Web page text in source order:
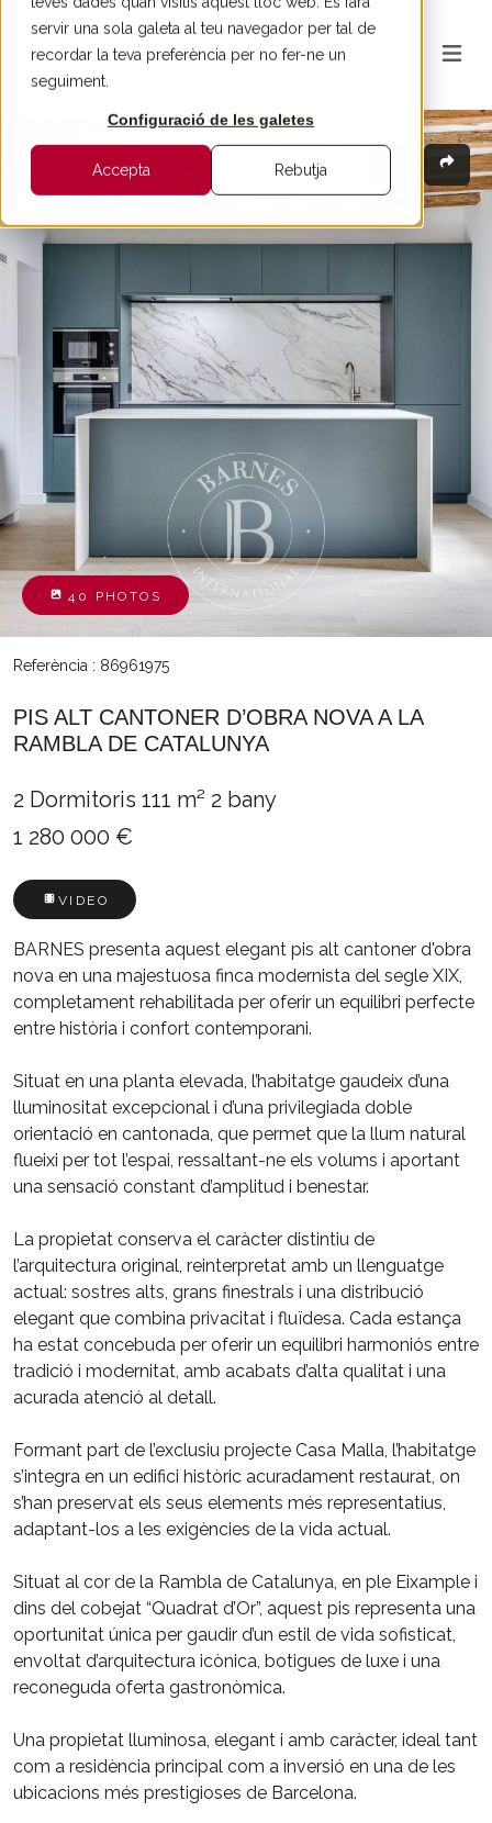
servir una sola galeta al teu navegador per tal de
recordar la teva preferència per no fer-ne un
seguiment.
Configuració de les galetes
Accepta Rebutja
40 PHOTOS
Referència : 86961975
PIS ALT CANTONER D’OBRA NOVA A LA
RAMBLA DE CATALUNYA
2 Dormitoris 111 m² 2 bany
1 280 000 €
VIDEO
BARNES presenta aquest elegant pis alt cantoner d'obra
nova en una majestuosa finca modernista del segle XIX,
completament rehabilitada per oferir un equilibri perfecte
entre història i confort contemporani.
Situat en una planta elevada, l’habitatge gaudeix d’una
lluminositat excepcional i d’una privilegiada doble
orientació en cantonada, que permet que la llum natural
flueixi per tot l’espai, ressaltant-ne els volums i aportant
una sensació constant d’amplitud i benestar.
La propietat conserva el caràcter distintiu de
l’arquitectura original, reinterpretat amb un llenguatge
actual: sostres alts, grans finestrals i una distribució
elegant que combina privacitat i fluïdesa. Cada estança
ha estat concebuda per oferir un equilibri harmoniós entre
tradició i modernitat, amb acabats d’alta qualitat i una
acurada atenció al detall.
Formant part de l’exclusiu projecte Casa Malla, l’habitatge
s’integra en un edifici històric acuradament restaurat, on
s’han preservat els seus elements més representatius,
adaptant-los a les exigències de la vida actual.
Situat al cor de la Rambla de Catalunya, en ple Eixample i
dins del cobejat “Quadrat d’Or”, aquest pis representa una
oportunitat única per gaudir d’un estil de vida sofisticat,
envoltat d’arquitectura icònica, botigues de luxe i una
reconeguda oferta gastronòmica.
Una propietat lluminosa, elegant i amb caràcter, ideal tant
com a residència principal com a inversió en una de les
ubicacions més prestigioses de Barcelona.